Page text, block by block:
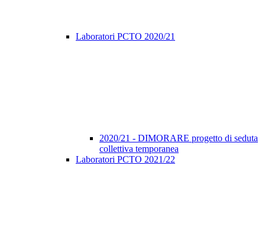
Laboratori PCTO 2020/21
2020/21 - DIMORARE progetto di seduta
collettiva temporanea
Laboratori PCTO 2021/22